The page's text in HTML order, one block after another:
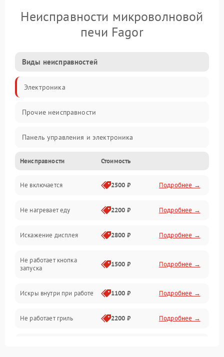
Неисправности микроволновой
печи Fagor
Виды неисправностей
Электроника
Прочие неисправности
Панель управления и электроника
Дверца и корпус
Механика и внутренние элементы
Механические повреждения
Питание и запуск
Нагрев и приготовление
Программное обеспечение
Неисправности Стоимость
Не включается 2500 ₽ Подробнее →
Не нагревает еду 2200 ₽ Подробнее →
Искажение дисплея 2800 ₽ Подробнее →
Не работает кнопка
запуска
1500 ₽ Подробнее →
Искры внутри при работе 1100 ₽ Подробнее →
Не работает гриль 2200 ₽ Подробнее →